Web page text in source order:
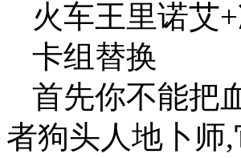
火车王里诺艾
卡组替换
首先你不能把
者狗头人地卜师